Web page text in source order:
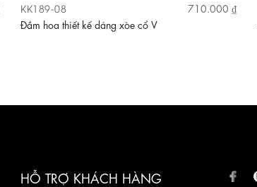
KK189-08
710.000 ₫
Đầm hoa thiết kế dáng xòe cổ V
HỖ TRỢ KHÁCH HÀNG